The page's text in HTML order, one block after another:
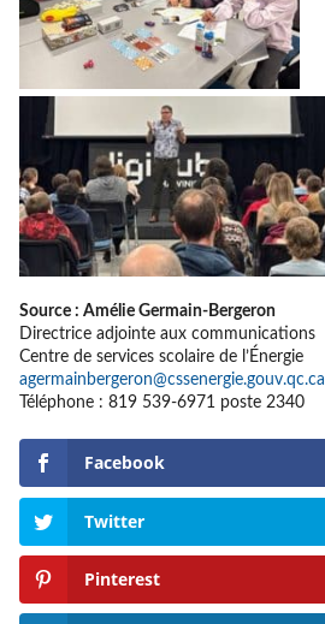
Source : Amélie Germain-Bergeron
Directrice adjointe aux communications
Centre de services scolaire de l’Énergie
agermainbergeron@cssenergie.gouv.qc.ca
Téléphone : 819 539-6971 poste 2340
Facebook
Twitter
Pinterest